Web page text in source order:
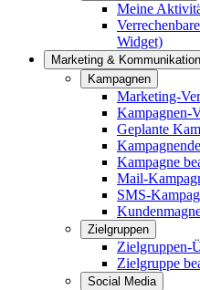
Meine
Widget)
Marketing & Kommunikation
Kampagnen
Marketing-
Kampagnen-
Geplante
Kampagne
Mail-
SMS-
Zielgruppen
Zielgruppen-
Zielgruppe
Social Media